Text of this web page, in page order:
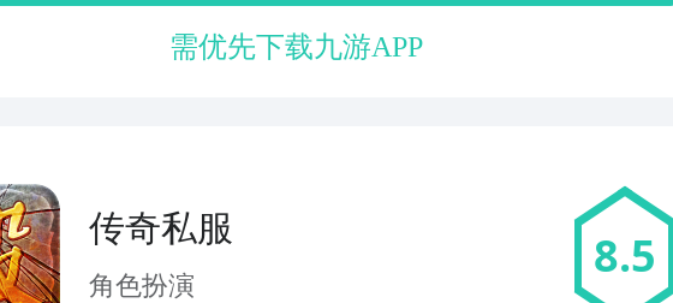
需优先下载九游APP
传奇私服
角色扮演
8.5